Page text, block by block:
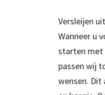
Versleijen
Wanneer u
starten met
passen wij
wensen. Dit